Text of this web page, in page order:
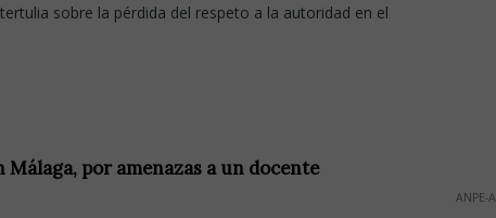
sobre la pérdida del respeto a la autoridad en el
por amenazas a un docente
ANPE-